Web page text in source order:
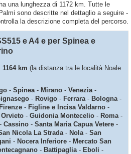
una lunghezza di 1172 km. Tutte le
sono descritte nel dettaglio a seguire -
la descrizione completa del percorso.
e A4 e per Spinea e
1164 km (la distanza tra le località Noale
- Spinea- Mirano - Venezia-
- Rovigo - Ferrara- Bologna-
Firenze - Figline e Incisa Valdarno -
Orvieto - Guidonia Montecelio - Roma-
- Cassino - Santa Maria Capua Vetere -
Nicola La Strada- Nola- San
- Nocera Inferiore - Mercato San
- Battipaglia- Eboli -